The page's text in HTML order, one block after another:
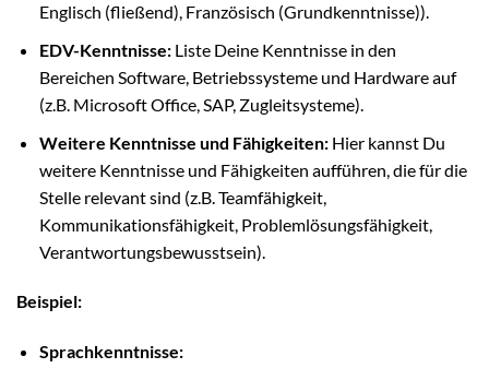
Englisch (fließend), Französisch (Grundkenntnisse)).
EDV-Kenntnisse:Liste Deine Kenntnisse in den
Bereichen Software, Betriebssysteme und Hardware auf
(z.B. Microsoft Office, SAP, Zugleitsysteme).
Weitere Kenntnisse und Fähigkeiten:Hier kannst Du
weitere Kenntnisse und Fähigkeiten aufführen, die für die
Stelle relevant sind (z.B. Teamfähigkeit,
Kommunikationsfähigkeit, Problemlösungsfähigkeit,
Verantwortungsbewusstsein).
Beispiel:
Sprachkenntnisse: